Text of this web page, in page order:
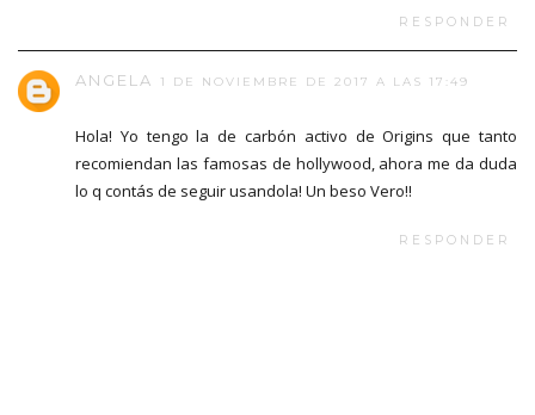
RESPONDER
ANGELA 1 DE NOVIEMBRE DE 2017 A LAS 17:49
Hola! Yo tengo la de carbón activo de Origins que tanto
recomiendan las famosas de hollywood, ahora me da duda
lo q contás de seguir usandola! Un beso Vero!!
RESPONDER